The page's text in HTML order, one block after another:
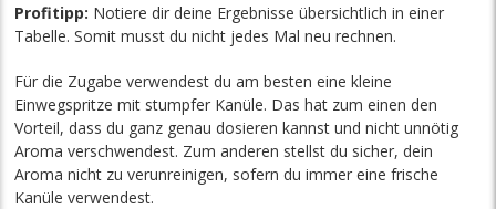
Profitipp: Notiere dir deine Ergebnisse übersichtlich in einer
Tabelle. Somit musst du nicht jedes Mal neu rechnen.
Für die Zugabe verwendest du am besten eine kleine
Einwegspritze mit stumpfer Kanüle. Das hat zum einen den
Vorteil, dass du ganz genau dosieren kannst und nicht unnötig
Aroma verschwendest. Zum anderen stellst du sicher, dein
Aroma nicht zu verunreinigen, sofern du immer eine frische
Kanüle verwendest.